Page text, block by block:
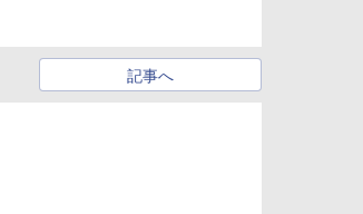
記事へ